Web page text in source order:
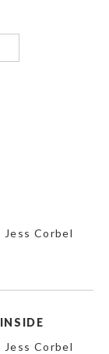
Jess Corbel
Jess Corbel